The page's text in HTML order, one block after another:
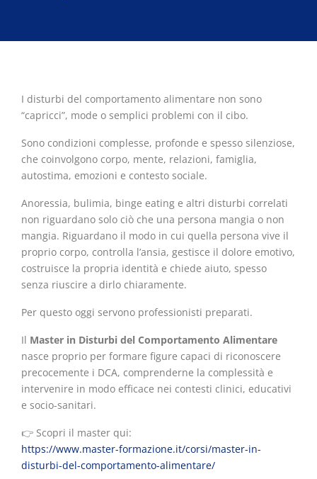
I disturbi del comportamento alimentare non sono
“capricci”, mode o semplici problemi con il cibo.
Sono condizioni complesse, profonde e spesso silenziose,
che coinvolgono corpo, mente, relazioni, famiglia,
autostima, emozioni e contesto sociale.
Anoressia, bulimia, binge eating e altri disturbi correlati
non riguardano solo ciò che una persona mangia o non
mangia. Riguardano il modo in cui quella persona vive il
proprio corpo, controlla l’ansia, gestisce il dolore emotivo,
costruisce la propria identità e chiede aiuto, spesso
senza riuscire a dirlo chiaramente.
Per questo oggi servono professionisti preparati.
Il Master in Disturbi del Comportamento Alimentare
nasce proprio per formare figure capaci di riconoscere
precocemente i DCA, comprenderne la complessità e
intervenire in modo efficace nei contesti clinici, educativi
e socio-sanitari.
👉 Scopri il master qui:
https://www.master-formazione.it/corsi/master-in-
disturbi-del-comportamento-alimentare/